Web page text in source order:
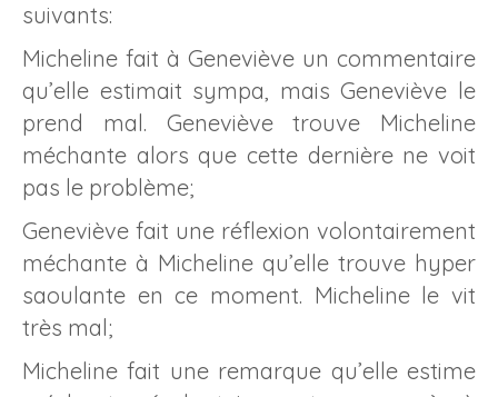
suivants:
Micheline fait à Geneviève un commentaire
qu’elle estimait sympa, mais Geneviève le
prend mal. Geneviève trouve Micheline
méchante alors que cette dernière ne voit
pas le problème;
Geneviève fait une réflexion volontairement
méchante à Micheline qu’elle trouve hyper
saoulante en ce moment. Micheline le vit
très mal;
Micheline fait une remarque qu’elle estime